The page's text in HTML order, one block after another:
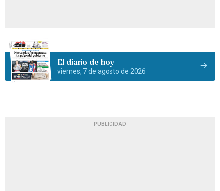
El diario de hoy
viernes, 7 de agosto de 2026
PUBLICIDAD